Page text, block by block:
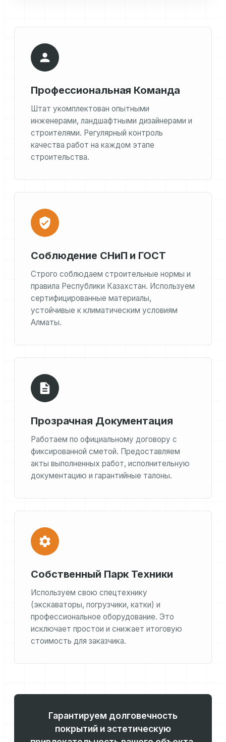
Профессиональная Команда
Штат укомплектован опытными
инженерами, ландшафтными дизайнерами и
строителями. Регулярный контроль
качества работ на каждом этапе
строительства.
Соблюдение СНиП и ГОСТ
Строго соблюдаем строительные нормы и
правила Республики Казахстан. Используем
сертифицированные материалы,
устойчивые к климатическим условиям
Алматы.
Прозрачная Документация
Работаем по официальному договору с
фиксированной сметой. Предоставляем
акты выполненных работ, исполнительную
документацию и гарантийные талоны.
Собственный Парк Техники
Используем свою спецтехнику
(экскаваторы, погрузчики, катки) и
профессиональное оборудование. Это
исключает простои и снижает итоговую
стоимость для заказчика.
Гарантируем долговечность
покрытий и эстетическую